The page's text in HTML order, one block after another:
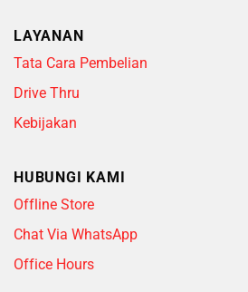
LAYANAN
Tata Cara Pembelian
Drive Thru
Kebijakan
HUBUNGI KAMI
Offline Store
Chat Via WhatsApp
Office Hours